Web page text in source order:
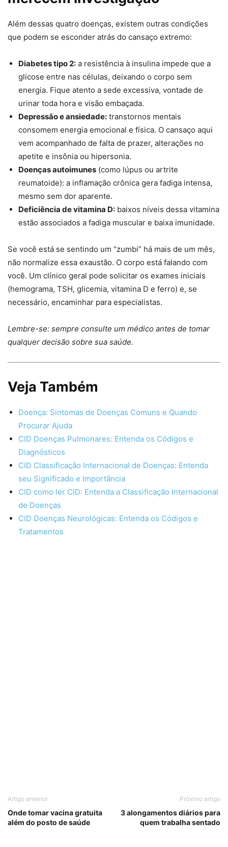
Além dessas quatro doenças, existem outras condições
que podem se esconder atrás do cansaço extremo:
Diabetes tipo 2: a resistência à insulina impede que a
glicose entre nas células, deixando o corpo sem
energia. Fique atento a sede excessiva, vontade de
urinar toda hora e visão embaçada.
Depressão e ansiedade: transtornos mentais
consomem energia emocional e física. O cansaço aqui
vem acompanhado de falta de prazer, alterações no
apetite e insônia ou hipersonia.
Doenças autoimunes (como lúpus ou artrite
reumatoide): a inflamação crônica gera fadiga intensa,
mesmo sem dor aparente.
Deficiência de vitamina D: baixos níveis dessa vitamina
estão associados a fadiga muscular e baixa imunidade.
Se você está se sentindo um “zumbi” há mais de um mês,
não normalize essa exaustão. O corpo está falando com
você. Um clínico geral pode solicitar os exames iniciais
(hemograma, TSH, glicemia, vitamina D e ferro) e, se
necessário, encaminhar para especialistas.
Lembre-se: sempre consulte um médico antes de tomar
qualquer decisão sobre sua saúde.
Veja Também
Doença: Sintomas de Doenças Comuns e Quando
Procurar Ajuda
CID Doenças Pulmonares: Entenda os Códigos e
Diagnósticos
CID Classificação Internacional de Doenças: Entenda
seu Significado e Importância
CID como ler CID: Entenda a Classificação Internacional
de Doenças
CID Doenças Neurológicas: Entenda os Códigos e
Tratamentos
Artigo anterior
Onde tomar vacina gratuita
além do posto de saúde
Próximo artigo
3 alongamentos diários para
quem trabalha sentado